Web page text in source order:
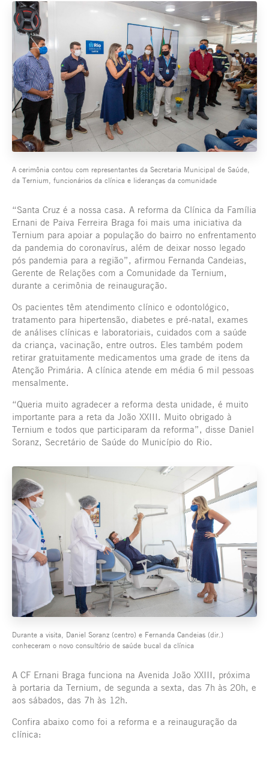
A cerimônia contou com representantes da Secretaria Municipal de Saúde,
da Ternium, funcionários da clínica e lideranças da comunidade
“Santa Cruz é a nossa casa. A reforma da Clínica da Família
Ernani de Paiva Ferreira Braga foi mais uma iniciativa da
Ternium para apoiar a população do bairro no enfrentamento
da pandemia do coronavírus, além de deixar nosso legado
pós pandemia para a região”, afirmou Fernanda Candeias,
Gerente de Relações com a Comunidade da Ternium,
durante a cerimônia de reinauguração.
Os pacientes têm atendimento clínico e odontológico,
tratamento para hipertensão, diabetes e pré-natal, exames
de análises clínicas e laboratoriais, cuidados com a saúde
da criança, vacinação, entre outros. Eles também podem
retirar gratuitamente medicamentos uma grade de itens da
Atenção Primária. A clínica atende em média 6 mil pessoas
mensalmente.
“Queria muito agradecer a reforma desta unidade, é muito
importante para a reta da João XXIII. Muito obrigado à
Ternium e todos que participaram da reforma”, disse Daniel
Soranz, Secretário de Saúde do Município do Rio.
Durante a visita, Daniel Soranz (centro) e Fernanda Candeias (dir.)
conheceram o novo consultório de saúde bucal da clínica
A CF Ernani Braga funciona na Avenida João XXIII, próxima
à portaria da Ternium, de segunda a sexta, das 7h às 20h, e
aos sábados, das 7h às 12h.
Confira abaixo como foi a reforma e a reinauguração da
clínica: